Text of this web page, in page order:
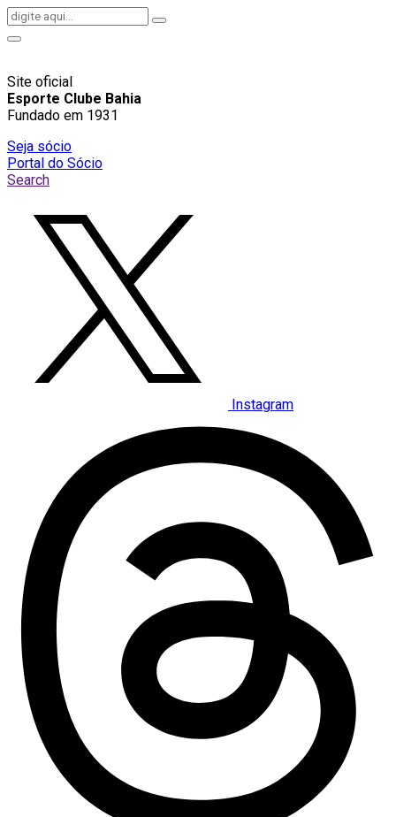
Site oficial
Esporte Clube Bahia
Fundado em 1931
Seja sócio
Portal do Sócio
Search
Instagram